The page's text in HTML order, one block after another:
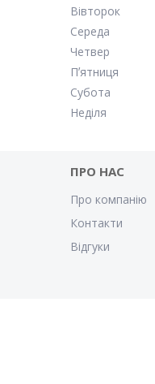
Вівторок
Середа
Четвер
Пʼятниця
Субота
Неділя
ПРО НАС
Про компанію
Контакти
Відгуки